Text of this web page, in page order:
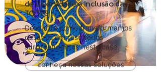
de Diversidade e Inclusão da
TOTVS
Descubra como transformamos
desafios em resultados
surpreendentes neste case.
conheça nossas soluções